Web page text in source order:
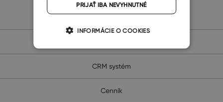
eWay-CRM
CRM systém
Cenník
PRIJAŤ IBA NEVYHNUTNÉ
INFORMÁCIE O COOKIES